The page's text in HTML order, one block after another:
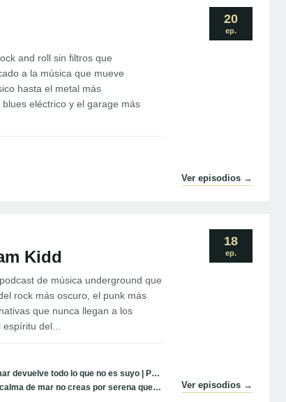
and roll sin filtros que
a la música que mueve
hasta el metal más
eléctrico y el garage más
20
ep.
Ver episodios →
Kidd
de música underground que
rock más oscuro, el punk más
que nunca llegan a los
del...
El Carajo de William Kidd #XX – El mar devuelve todo lo que no es suyo | Podcast Underground
El Carajo de William Kidd #XIX – En calma de mar no creas por serena que la veas | Podcast Underground
18
ep.
Ver episodios →